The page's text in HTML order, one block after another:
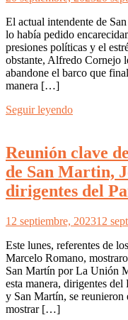
El actual intendente de
lo había pedido
presiones políticas y el
obstante, Alfredo Cornejo
abandone el barco que
manera […]
Seguir leyendo
Reunión clave
de San Martin,
dirigentes del
12 septiembre, 202312
Este lunes, referentes de
Marcelo Romano,
San Martín por La Unión
esta manera, dirigentes
y San Martín, se reunieron
mostrar […]